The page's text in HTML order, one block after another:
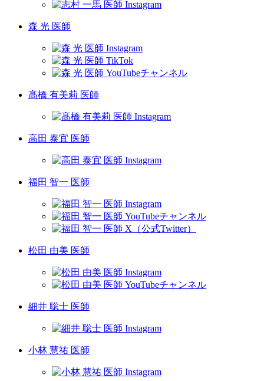
森 光 医師
髙橋 有美莉 医師
高田 泰宜 医師
福田 智一 医師
松田 由美 医師
細井 聡士 医師
小林 慧祐 医師